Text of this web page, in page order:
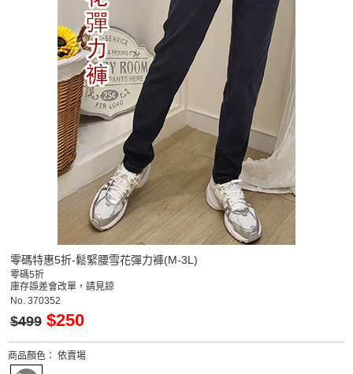
零碼特惠5折-鬆緊腰雪花彈力褲(M-3L)
零碼5折
庫存誤差會改單，請見諒
No. 370352
$499 $250
商品顏色： 依賣場